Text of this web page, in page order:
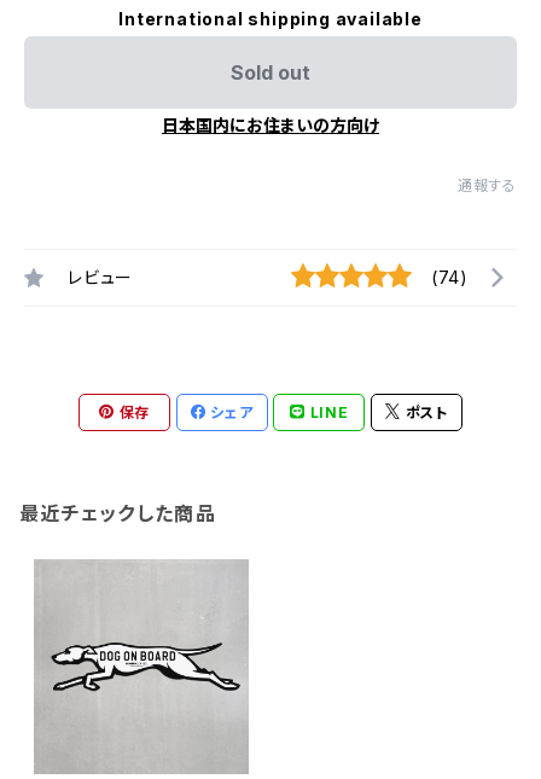
International shipping available
Sold out
日本国内にお住まいの方向け
通報する
レビュー (74)
保存 シェア LINE ポスト
最近チェックした商品